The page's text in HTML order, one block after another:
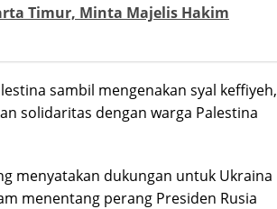
Timur, Minta Majelis Hakim
sambil mengenakan syal keffiyeh,
solidaritas dengan warga Palestina
menyatakan dukungan untuk Ukraina
menentang perang Presiden Rusia